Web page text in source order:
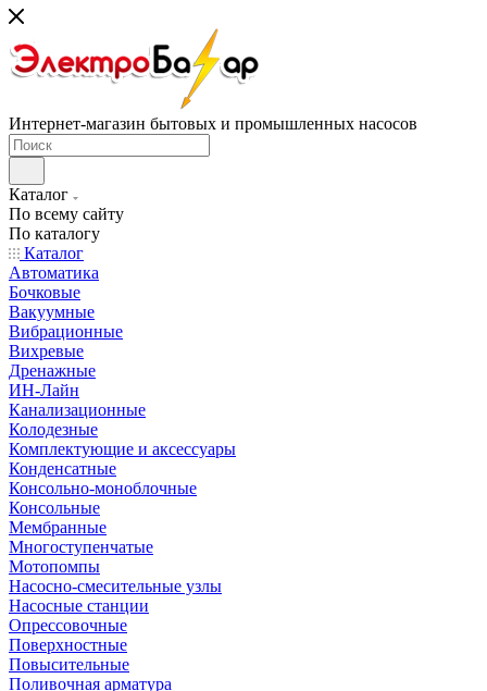
Интернет-магазин бытовых и промышленных насосов
Каталог
По всему сайту
По каталогу
Каталог
Автоматика
Бочковые
Вакуумные
Вибрационные
Вихревые
Дренажные
ИН-Лайн
Канализационные
Колодезные
Комплектующие и аксессуары
Конденсатные
Консольно-моноблочные
Консольные
Мембранные
Многоступенчатые
Мотопомпы
Насосно-смесительные узлы
Насосные станции
Опрессовочные
Поверхностные
Повысительные
Поливочная арматура